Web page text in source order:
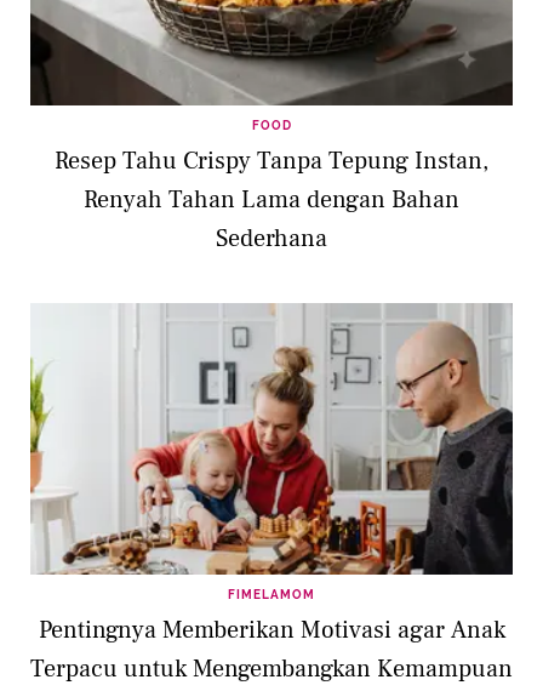
FOOD
Resep Tahu Crispy Tanpa Tepung Instan,
Renyah Tahan Lama dengan Bahan
Sederhana
FIMELAMOM
Pentingnya Memberikan Motivasi agar Anak
Terpacu untuk Mengembangkan Kemampuan